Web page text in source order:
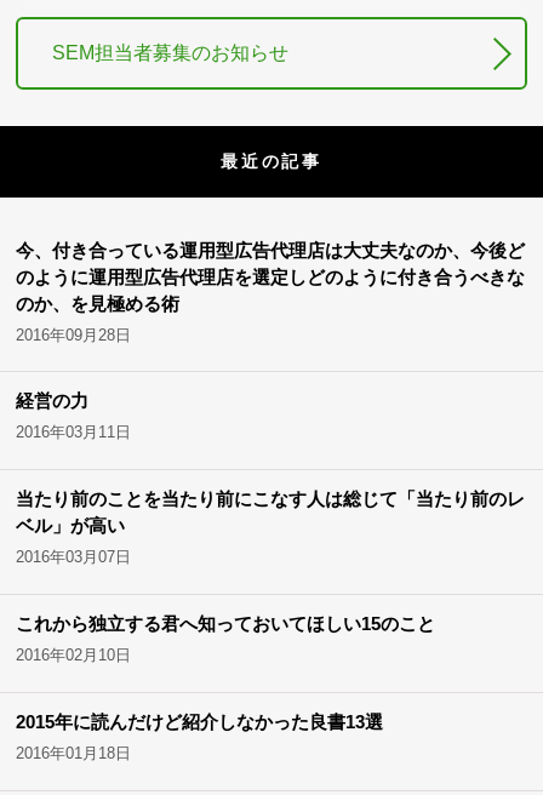
SEM担当者募集のお知らせ
最近の記事
今、付き合っている運用型広告代理店は大丈夫なのか、今後ど
のように運用型広告代理店を選定しどのように付き合うべきな
のか、を見極める術
2016年09月28日
経営の力
2016年03月11日
当たり前のことを当たり前にこなす人は総じて「当たり前のレ
ベル」が高い
2016年03月07日
これから独立する君へ知っておいてほしい15のこと
2016年02月10日
2015年に読んだけど紹介しなかった良書13選
2016年01月18日